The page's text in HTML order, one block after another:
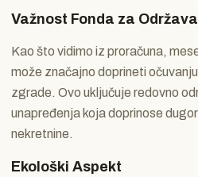
Važnost Fonda za
Kao što vidimo iz proračuna,
može značajno doprineti
zgrade. Ovo uključuje redovno
unapređenja koja doprinose
nekretnine.
Ekološki Aspekt